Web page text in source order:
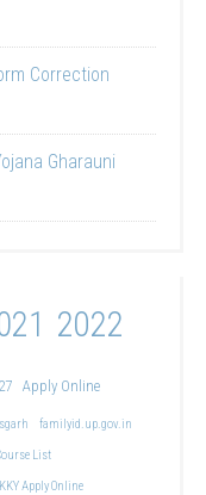
Correction
Gharauni
2022
Apply Online
familyid.up.gov.in
List
Apply Online